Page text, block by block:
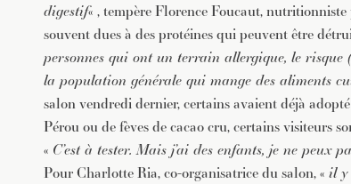
digestif« , tempère Florence Foucaut,
souvent dues à des protéines qui peuvent être
personnes qui ont un terrain allergique, le risque
la population générale qui mange des aliments
salon vendredi dernier, certains avaient déjà
Pérou ou de fèves de cacao cru, certains visiteurs
« C’est à tester. Mais j’ai des enfants, je ne peux
Pour Charlotte Ria, co-organisatrice du salon, « il y